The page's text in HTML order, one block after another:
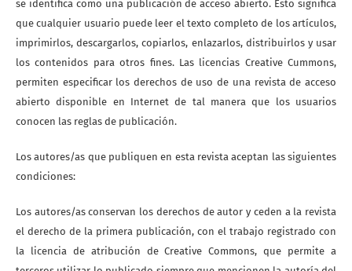
se identifica como una publicación de acceso abierto. Esto significa
que cualquier usuario puede leer el texto completo de los artículos,
imprimirlos, descargarlos, copiarlos, enlazarlos, distribuirlos y usar
los contenidos para otros fines. Las licencias Creative Cummons,
permiten especificar los derechos de uso de una revista de acceso
abierto disponible en Internet de tal manera que los usuarios
conocen las reglas de publicación.
Los autores/as que publiquen en esta revista aceptan las siguientes
condiciones:
Los autores/as conservan los derechos de autor y ceden a la revista
el derecho de la primera publicación, con el trabajo registrado con
la licencia de atribución de Creative Commons, que permite a